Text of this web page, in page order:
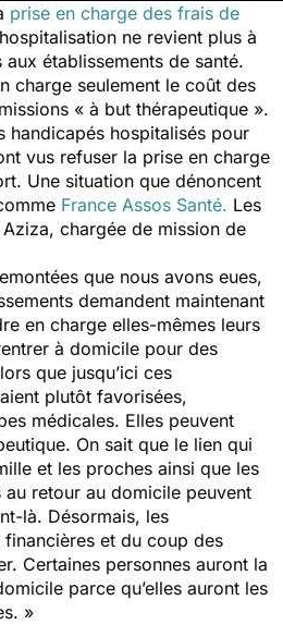
prise en charge des frais de
ne revient plus à
établissements de santé.
charge seulement le coût des
« à but thérapeutique ».
handicapés hospitalisés pour
vus refuser la prise en charge
Une situation que dénoncent
France Assos Santé. Les
chargée de mission de
que nous avons eues,
demandent maintenant
en charge elles-mêmes leurs
à domicile pour des
que jusqu’ici ces
plutôt favorisées,
médicales. Elles peuvent
On sait que le lien qui
et les proches ainsi que les
retour au domicile peuvent
là. Désormais, les
et du coup des
Certaines personnes auront la
parce qu’elles auront les
»